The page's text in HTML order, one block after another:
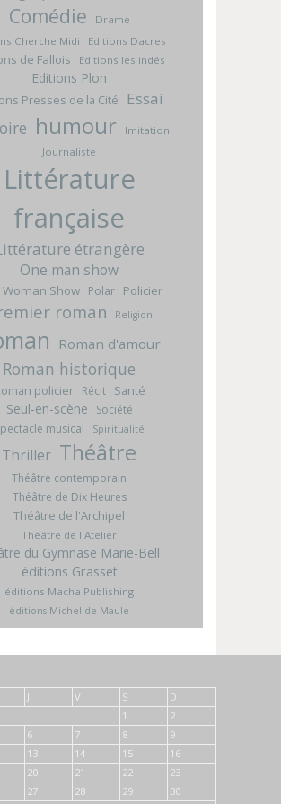
Comédie
Drame
Cherche Midi
Editions Dacres
de Fallois Editions les indés
Editions Plon
Presses de la Cité Essai
humour
Imitation
Journaliste
Littérature
française
étrangère
One man show
Woman Show Polar Policier
roman Religion
Roman d'amour
Roman historique
policier Récit Santé
Seul-en-scène
Société
musical
Spiritualité
Thriller Théâtre
Théâtre contemporain
Théâtre de Dix Heures
Théâtre de l'Archipel
Théâtre de l'Atelier
du Gymnase Marie-Bell
éditions Grasset
éditions Macha Publishing
éditions Michel de Maule
J V S
D
1
2
6 7 8
9
13 14 15
16
20 21 22
23
27 28 29
30